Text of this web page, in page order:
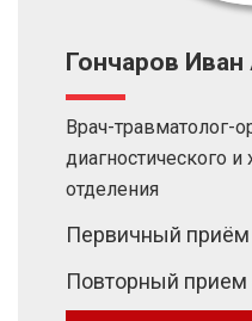
Гончаров
Врач-травматолог-
диагностического и
отделения
Первичный приём
Повторный прием